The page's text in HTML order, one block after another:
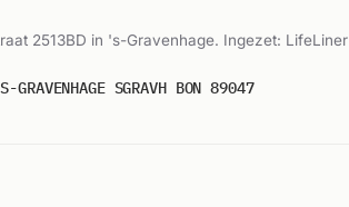
2513BD in 's-Gravenhage. Ingezet: LifeLiner
SGRAVH BON 89047